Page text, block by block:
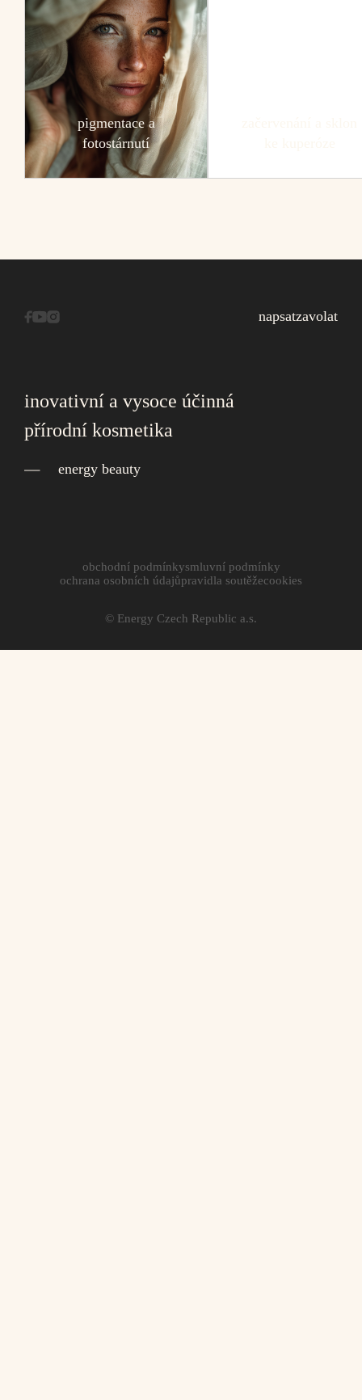
pigmentace a
fotostárnutí
napsatzavolat
inovativní a vysoce účinná
přírodní kosmetika
energy beauty
© Energy Czech Republic a.s.
obchodní podmínkysmluvní podmínky
ochrana osobních údajůpravidla soutěžecookies